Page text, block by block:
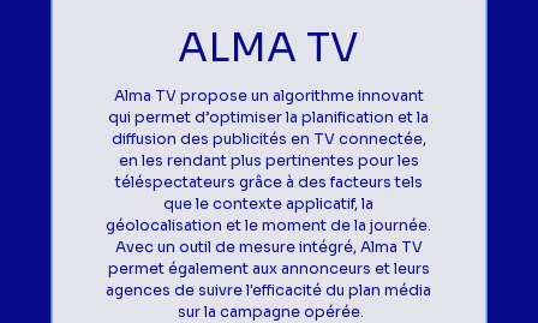
ALMA TV
Alma TV propose un algorithme innovant
qui permet d’optimiser la planification et la
diffusion des publicités en TV connectée,
en les rendant plus pertinentes pour les
téléspectateurs grâce à des facteurs tels
que le contexte applicatif, la
géolocalisation et le moment de la journée.
Avec un outil de mesure intégré, Alma TV
permet également aux annonceurs et leurs
agences de suivre l'efficacité du plan média
sur la campagne opérée.